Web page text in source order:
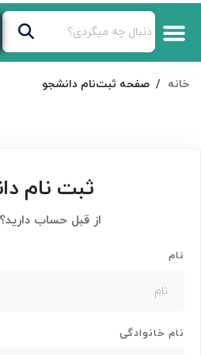
خانه صفحه ثبت‌نام دانشجو
ثبت نام
از قبل حساب دارید؟
نام
نام خانوادگی